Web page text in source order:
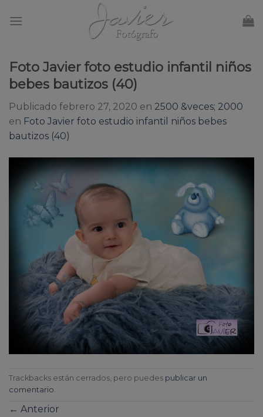
Foto Javier foto estudio infantil niños
bebes bautizos (40)
Publicado febrero 27, 2020 en 2500 &veces; 2000
en Foto Javier foto estudio infantil niños bebes
bautizos (40)
Trackbacks están cerrados, pero puedes publicar un
comentario
← Anterior